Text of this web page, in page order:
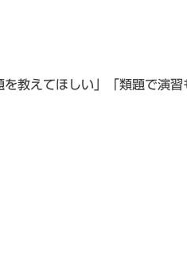
教えてほしい」「類題で演習